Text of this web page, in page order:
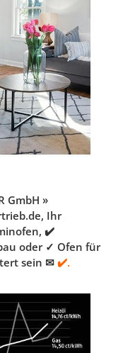
GmbH »
Ihr
✔️
oder ✓ Ofen für
sein ✉ ✔️.